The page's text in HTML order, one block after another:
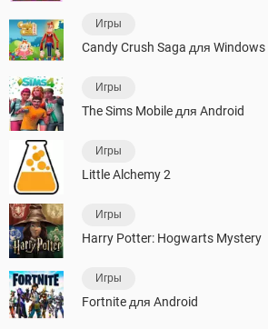
Игры
Candy Crush Saga для Windows
Игры
The Sims Mobile для Android
Игры
Little Alchemy 2
Игры
Harry Potter: Hogwarts Mystery
Игры
Fortnite для Android